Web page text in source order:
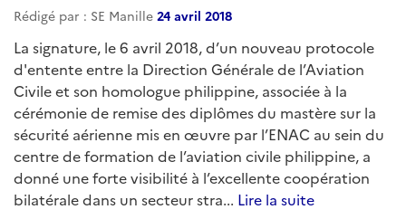
Rédigé par : SE Manille 24 avril 2018
La signature, le 6 avril 2018, d’un nouveau protocole
d'entente entre la Direction Générale de l’Aviation
Civile et son homologue philippine, associée à la
cérémonie de remise des diplômes du mastère sur la
sécurité aérienne mis en œuvre par l’ENAC au sein du
centre de formation de l’aviation civile philippine, a
donné une forte visibilité à l’excellente coopération
bilatérale dans un secteur stra... Lire la suite